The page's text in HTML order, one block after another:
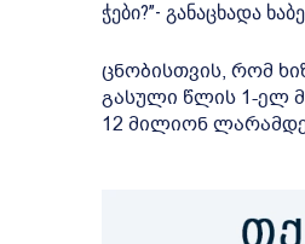
ჭები?”- განაცხადა
ცნობისთვის, რომ
გასული წლის 1-ელ
12 მილიონ